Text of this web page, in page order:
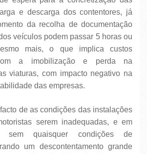
e descarga dos contentores, já
da recolha de documentação
veículos podem passar 5 horas ou
mais, o que implica custos
a imobilização e perda na
viaturas, com impacto negativo na
das empresas.
de as condições das instalações
serem inadequadas, e em
sem quaisquer condições de
um descontentamento grande